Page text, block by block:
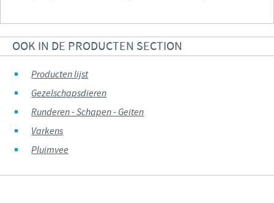
OOK IN DE PRODUCTEN SECTION
Producten lijst
Gezelschapsdieren
Runderen - Schapen - Geiten
Varkens
Pluimvee